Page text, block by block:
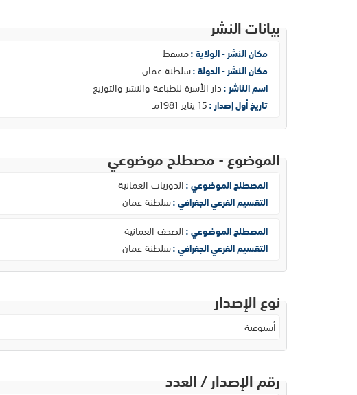
بيانات النشر
مكان النشر - الولاية :مسقط
مكان النشر - الدولة :سلطنة عمان
اسم الناشر :دار الأسرة للطباعة والنشر والتوزيع
تاريخ أول إصدار :15 يناير 1981مـ
الموضوع - مصطلح موضوعي
المصطلح الموضوعي :الدوريات العمانية
التقسيم الفرعي الجغرافي :سلطنة عمان
المصطلح الموضوعي :الصحف العمانية
التقسيم الفرعي الجغرافي :سلطنة عمان
نوع الإصدار
أسبوعية
رقم الإصدار / العدد